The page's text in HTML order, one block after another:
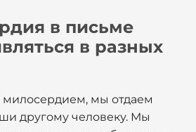
в письме
в разных
мы отдаем
другому человеку. Мы